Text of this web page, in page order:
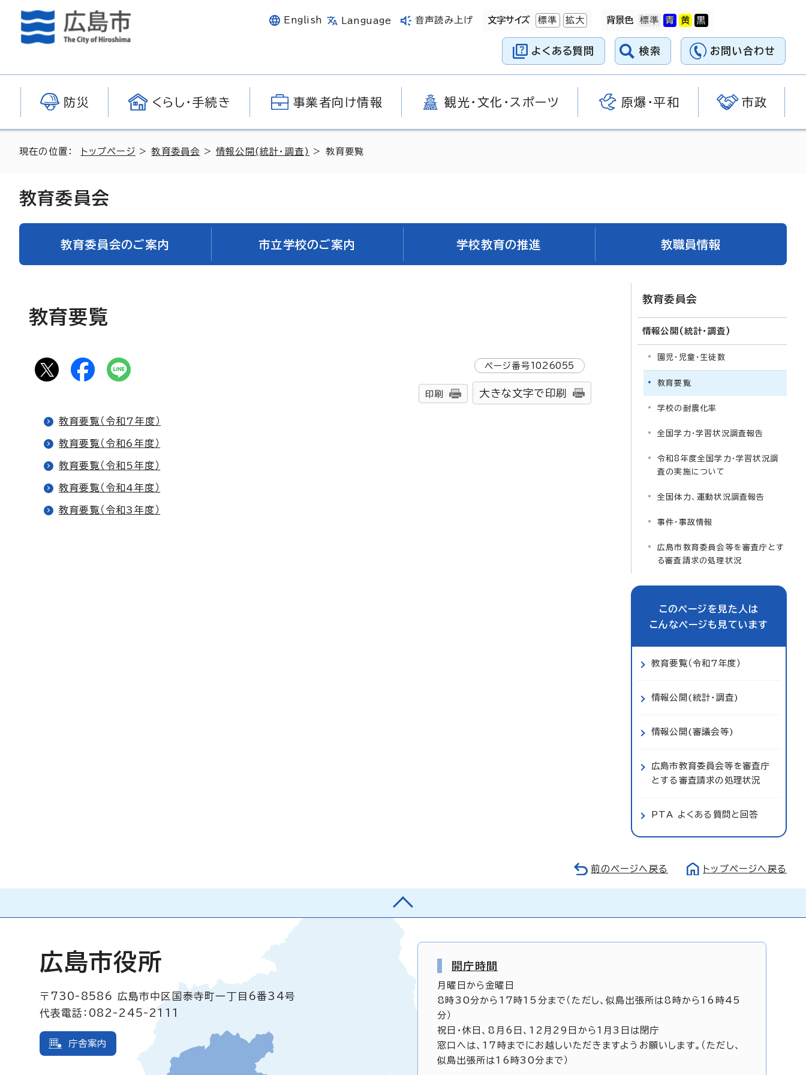
English Language 音声読み上げ 文字サイズ 標準 拡大 背景色
よくある質問 検索 お問い合わせ
防災 くらし・手続き 事業者向け情報 観光・文化・スポーツ 原爆・平和 市政
現在の位置： トップページ >教育委員会 >情報公開(統計・調査) > 教育要覧
教育委員会
教育委員会のご案内 市立学校のご案内 学校教育の推進 教職員情報
教育要覧
ページ番号1026055
印刷 大きな文字で印刷
教育要覧（令和7年度）
教育要覧（令和6年度）
教育要覧（令和5年度）
教育要覧（令和4年度）
教育要覧（令和3年度）
教育委員会
情報公開(統計・調査)
園児・児童・生徒数
教育要覧
学校の耐震化率
全国学力・学習状況調査報告
令和8年度全国学力・学習状況調
査の実施について
全国体力、運動状況調査報告
事件・事故情報
広島市教育委員会等を審査庁とす
る審査請求の処理状況
このページを見た人は
こんなページも見ています
教育要覧（令和7年度）
情報公開(統計・調査)
情報公開(審議会等)
広島市教育委員会等を審査庁
とする審査請求の処理状況
PTA よくある質問と回答
前のページへ戻る トップページへ戻る
広島市役所
〒730-8586
広島市中区国泰寺町一丁目6番34号
代表電話：082-245-2111
庁舎案内
開庁時間
月曜日から金曜日
8時30分から17時15分まで（ただし、似島出張所は8時から16時45
分）
祝日・休日、8月6日、12月29日から1月3日は閉庁
窓口へは、17時までにお越しいただきますようお願いします。（ただし、
似島出張所は16時30分まで）